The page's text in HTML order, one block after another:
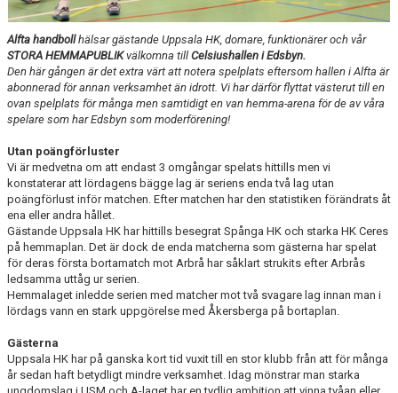
TABELL
Alfta handbollhälsar gästande Uppsala HK, domare, funktionärer och vår
STORA HEMMAPUBLIKvälkomna till Celsiushallen i Edsbyn.
Den här gången är det extra värt att notera spelplats eftersom hallen i Alfta är
abonnerad för annan verksamhet än idrott. Vi har därför flyttat västerut till en
ovan spelplats för många men samtidigt en van hemma-arena för de av våra
spelare som har Edsbyn som moderförening!
Utan poängförluster
Vi är medvetna om att endast 3 omgångar spelats hittills men vi
konstaterar att lördagens bägge lag är seriens enda två lag utan
poängförlust inför matchen. Efter matchen har den statistiken förändrats åt
ena eller andra hållet.
Gästande Uppsala HK har hittills besegrat Spånga HK och starka HK Ceres
på hemmaplan. Det är dock de enda matcherna som gästerna har spelat
för deras första bortamatch mot Arbrå har såklart strukits efter Arbrås
ledsamma uttåg ur serien.
Hemmalaget inledde serien med matcher mot två svagare lag innan man i
lördags vann en stark uppgörelse med Åkersberga på bortaplan.
Gästerna
Uppsala HK har på ganska kort tid vuxit till en stor klubb från att för många
år sedan haft betydligt mindre verksamhet. Idag mönstrar man starka